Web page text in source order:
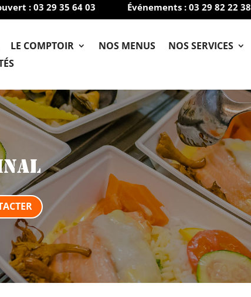
: 03 29 35 64 03 Événements : 03 29 82 22 38
LE COMPTOIR NOS MENUS
NOS SERVICES